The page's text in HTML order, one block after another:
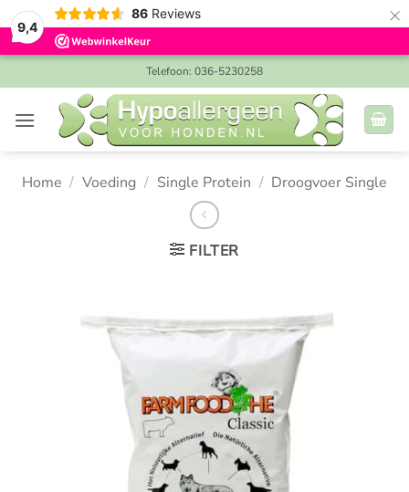
9,4
86 Reviews ×
Ga
naar
inhoud
Telefoon: 036-5230258
Home / Voeding / Single Protein / Droogvoer Single
FILTER